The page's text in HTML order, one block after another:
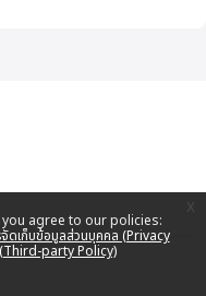
agree to our policies:
จัดเก็บข้อมูลส่วนบุคคล (Privacy
(Third-party Policy)